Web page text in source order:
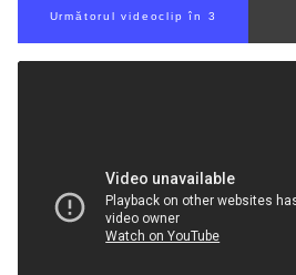
Următorul videoclip în 2